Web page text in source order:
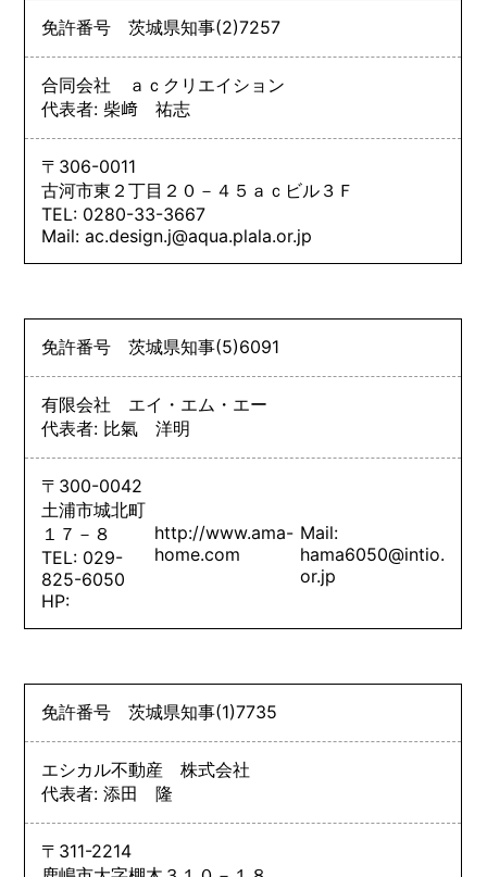
免許番号茨城県知事(2)7257
合同会社 ａｃクリエイション
代表者: 柴﨑 祐志
〒306-0011
古河市東２丁目２０－４５ａｃビル３Ｆ
TEL: 0280-33-3667
Mail: ac.design.j@aqua.plala.or.jp
免許番号茨城県知事(5)6091
有限会社 エイ・エム・エー
代表者: 比氣 洋明
〒300-0042
土浦市城北町
１７－８
TEL: 029-
825-6050
HP:
http://www.ama-
home.com
Mail:
hama6050@intio.
or.jp
免許番号茨城県知事(1)7735
エシカル不動産 株式会社
代表者: 添田 隆
〒311-2214